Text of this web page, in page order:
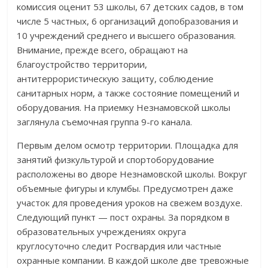
комиссия оценит 53 школы, 67 детских садов, в том
числе 5 частных, 6 организаций допобразования и
10 учреждений среднего и высшего образования.
Внимание, прежде всего, обращают на
благоустройство территории,
антитеррористическую защиту, соблюдение
санитарных норм, а также состояние помещений и
оборудования. На приемку Незнамовской школы
заглянула съемочная группа 9-го канала.
Первым делом осмотр территории. Площадка для
занятий физкультурой и спортоборудование
расположены во дворе Незнамовской школы. Вокруг
объемные фигуры и клумбы. Предусмотрен даже
участок для проведения уроков на свежем воздухе.
Следующий пункт — пост охраны. За порядком в
образовательных учреждениях округа
круглосуточно следит Росгвардия или частные
охранные компании. В каждой школе две тревожные